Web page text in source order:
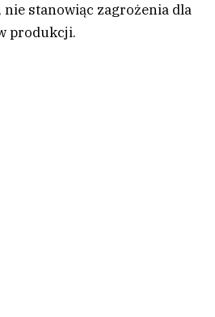
stanowiąc zagrożenia dla
produkcji.